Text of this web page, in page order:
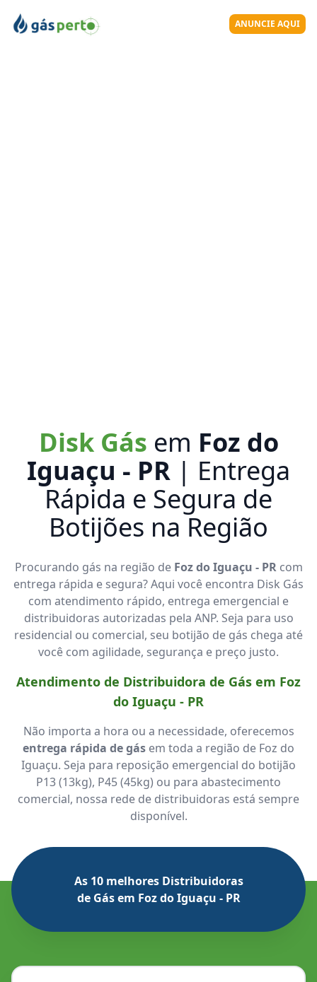
ANUNCIE AQUI
Disk Gás em Foz do
Iguaçu - PR | Entrega
Rápida e Segura de
Botijões na Região
Procurando gás na região de Foz do Iguaçu - PRcom
entrega rápida e segura? Aqui você encontra Disk Gás
com atendimento rápido, entrega emergencial e
distribuidoras autorizadas pela ANP. Seja para uso
residencial ou comercial, seu botijão de gás chega até
você com agilidade, segurança e preço justo.
Atendimento de Distribuidora de Gás em Foz
do Iguaçu - PR
Não importa a hora ou a necessidade, oferecemos
entrega rápida de gás em toda a região de Foz do
Iguaçu. Seja para reposição emergencial do botijão
P13 (13kg), P45 (45kg) ou para abastecimento
comercial, nossa rede de distribuidoras está sempre
disponível.
As 10 melhores Distribuidoras
de Gás em Foz do Iguaçu - PR